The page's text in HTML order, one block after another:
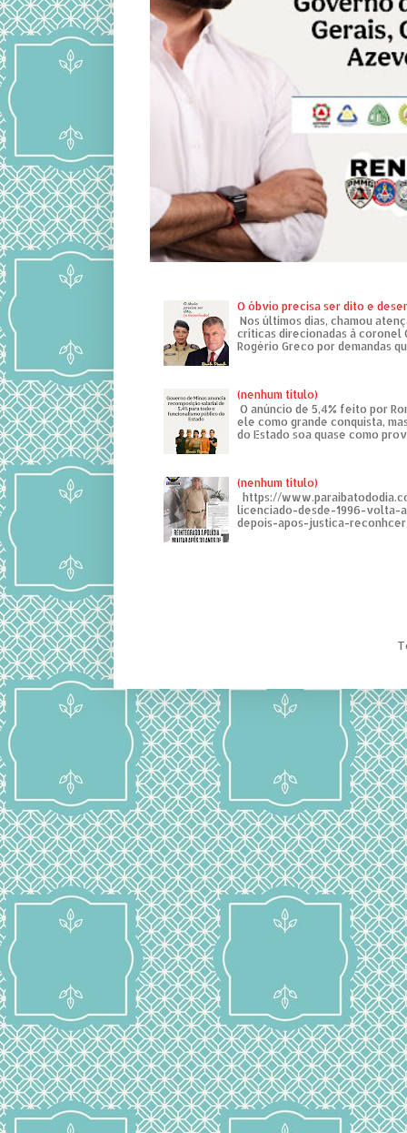
O óbvio precisa ser dito e
Nos últimos dias, chamou
críticas direcionadas à coronel
Rogério Greco por demandas
(nenhum título)
O anúncio de 5,4% feito por
ele como grande conquista,
do Estado soa quase como
(nenhum título)
https://
licenciado-desde-1996-volta-
depois-apos-justica-